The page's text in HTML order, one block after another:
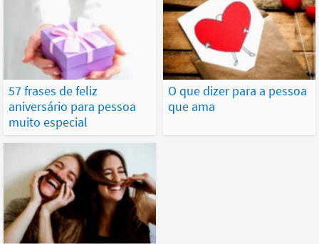
57 frases de feliz
aniversário para pessoa
muito especial
O que dizer para a pessoa
que ama